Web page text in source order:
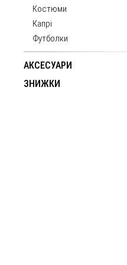
Костюми
Капрі
Футболки
АКСЕСУАРИ
ЗНИЖКИ